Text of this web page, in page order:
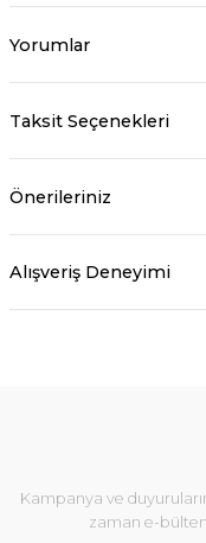
Yorumlar
Taksit Seçenekleri
Önerileriniz
Alışveriş Deneyimi
Kampanya ve
zaman e-